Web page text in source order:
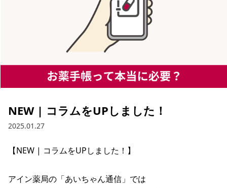
NEW | コラムをUPしました！
2025.01.27
【NEW | コラムをUPしました！】
アイン薬局の「あいちゃん通信」では